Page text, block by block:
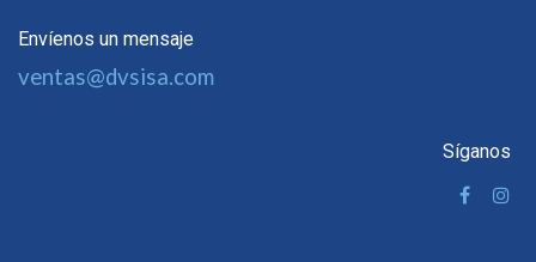
Envíenos un mensaje
ventas@dvsisa.com
Síganos